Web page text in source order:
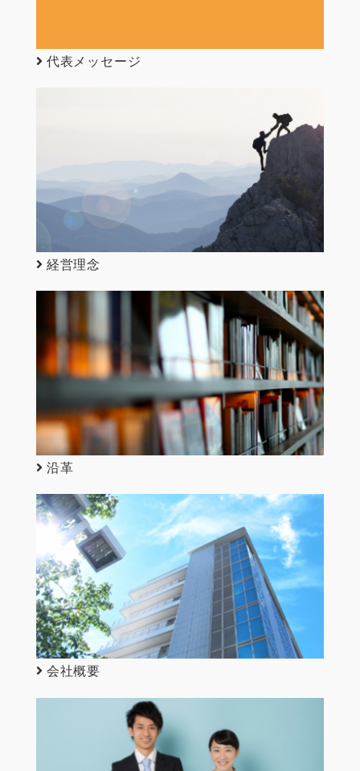
代表メッセージ
経営理念
沿革
会社概要